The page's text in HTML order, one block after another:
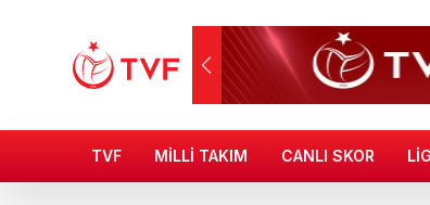
TVF MİLLİ TAKIM CANLI SKOR